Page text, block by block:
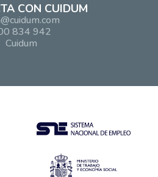
CON CUIDUM
834 942
Cuidum